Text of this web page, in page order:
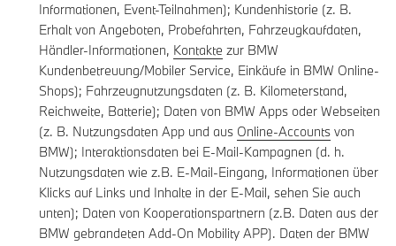
Informationen, Event-Teilnahmen); Kundenhistorie (z. B.
Erhalt von Angeboten, Probefahrten, Fahrzeugkaufdaten,
Händler-Informationen, Kontakte zur BMW
Kundenbetreuung/Mobiler Service, Einkäufe in BMW Online-
Shops); Fahrzeugnutzungsdaten (z. B. Kilometerstand,
Reichweite, Batterie); Daten von BMW Apps oder Webseiten
(z. B. Nutzungsdaten App und aus Online-Accounts von
BMW); Interaktionsdaten bei E-Mail-Kampagnen (d. h.
Nutzungsdaten wie z.B. E-Mail-Eingang, Informationen über
Klicks auf Links und Inhalte in der E-Mail, sehen Sie auch
unten); Daten von Kooperationspartnern (z.B. Daten aus der
BMW gebrandeten Add-On Mobility APP). Daten der BMW